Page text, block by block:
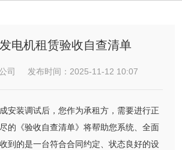
电机租赁验收自查清单
司 发布时间：2025-11-12 10:07
安装调试后，您作为承租方，需要进行正
的《验收自查清单》将帮助您系统、全面
到的是一台符合合同约定、状态良好的设